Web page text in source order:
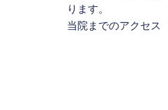
ります。
当院までのアクセス